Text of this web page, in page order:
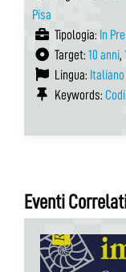
Pisa
Tipologia: In
Target: 10 anni,
Lingua: Italiano
Keywords:
Eventi